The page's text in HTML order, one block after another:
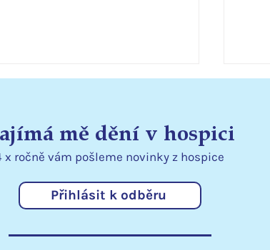
Jarní den v Hospici sv.
mě dění v hospici
x ročně vám pošleme novinky z hospice
Přihlásit k odběru